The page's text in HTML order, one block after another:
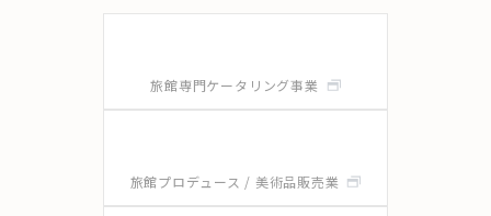
旅館専門ケータリング事業
旅館プロデュース / 美術品販売業